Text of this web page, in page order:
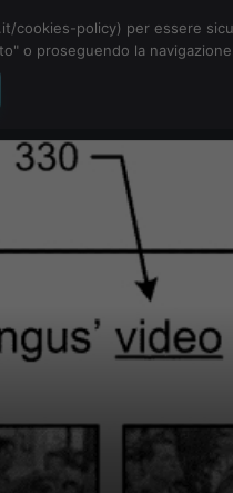
News
policy) per essere
o proseguendo la navigazione.